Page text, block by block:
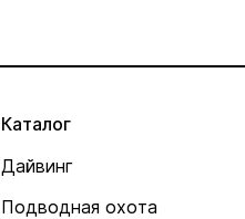
Каталог
Дайвинг
Подводная охота